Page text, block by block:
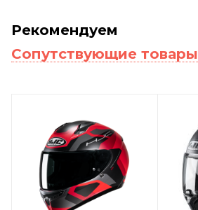
Рекомендуем
Сопутствующие товары